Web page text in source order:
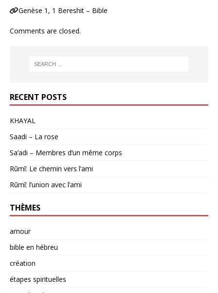
Genèse 1, 1 Bereshit – Bible
Comments are closed.
RECENT POSTS
KHAYAL
Saadi – La rose
Sa’adi – Membres d’un même corps
Rūmī: Le chemin vers l’ami
Rūmī: l’union avec l’ami
THÈMES
amour
bible en hébreu
création
étapes spirituelles